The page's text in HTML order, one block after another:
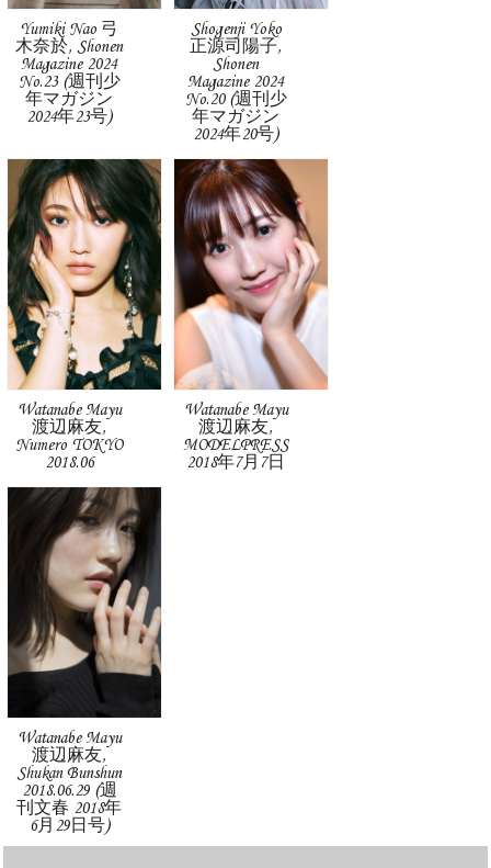
Yumiki Nao 弓
木奈於, Shonen
Magazine 2024
No.23 (週刊少
年マガジン
2024年23号)
Shogenji Yoko
正源司陽子,
Shonen
Magazine 2024
No.20 (週刊少
年マガジン
2024年20号)
Watanabe Mayu
渡辺麻友,
Numero TOKYO
2018.06
Watanabe Mayu
渡辺麻友,
MODELPRESS
2018年7月7日
Watanabe Mayu
渡辺麻友,
Shukan Bunshun
2018.06.29 (週
刊文春 2018年
6月29日号)